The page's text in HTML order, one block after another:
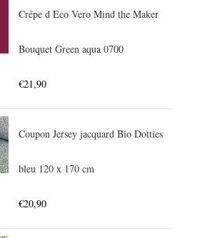
Crêpe d Eco Vero Mind the Maker
Bouquet Green aqua 0700
€21,90
Coupon Jersey jacquard Bio Dotties
bleu 120 x 170 cm
€20,90